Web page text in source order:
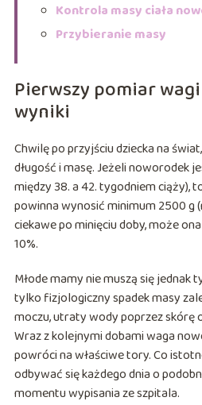
Kontrola masy ciała
Przybieranie masy
Pierwszy pomiar
wyniki
Chwilę po przyjściu dziecka na
długość i masę. Jeżeli noworodek
między 38. a 42. tygodniem ciąży),
powinna wynosić minimum 2500 g
ciekawe po minięciu doby, może
10%.
Młode mamy nie muszą się
tylko fizjologiczny spadek masy
moczu, utraty wody poprzez skórę
Wraz z kolejnymi dobami waga
powróci na właściwe tory. Co
odbywać się każdego dnia o
momentu wypisania ze szpitala.